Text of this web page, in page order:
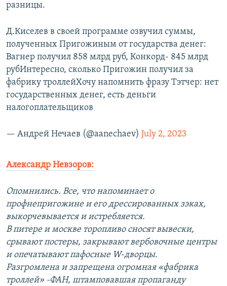
разницы.
Д.Киселев в своей программе озвучил суммы,
полученных Пригожиным от государства денег:
Вагнер получил 858 млрд руб, Конкорд- 845 млрд
рубИнтересно, сколько Пригожин получил за
фабрику троллейХочу напомнить фразу Тэтчер: нет
государственных денег, есть деньги
налогоплательщиков
— Андрей Нечаев (@aanechaev) July 2, 2023
Александр Невзоров:
Опомнились. Все, что напоминает о
профнепригожине и его дрессированных зэках,
выкорчевывается и истребляется.
В питере и москве торопливо сносят вывески,
срывают постеры, закрывают вербовочные центры
и опечатывают пафосные W-дворцы.
Разгромлена и запрещена огромная «фабрика
троллей» -ФАН, штамповавшая пропаганду